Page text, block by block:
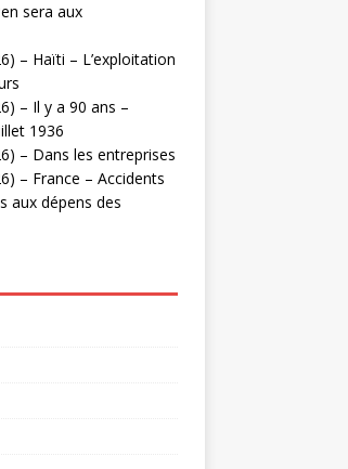
sera aux
– Haïti – L’exploitation
– Il y a 90 ans –
1936
– Dans les entreprises
– France – Accidents
aux dépens des